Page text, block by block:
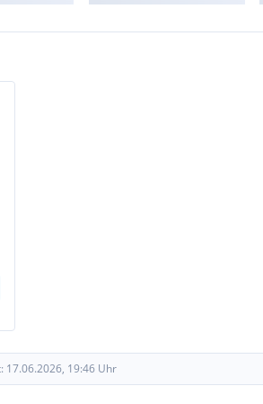
17.06.2026, 19:46 Uhr